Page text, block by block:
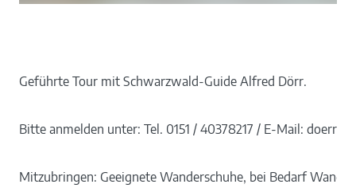
Geführte Tour mit Schwarzwald-Guide Alfred Dörr.
Bitte anmelden unter: Tel. 0151 / 40378217 / E-Mail:
Mitzubringen: Geeignete Wanderschuhe, bei Bedarf